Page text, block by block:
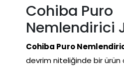
Cohiba Puro
Nemlendirici
Cohiba Puro
devrim niteliğinde bir ürün